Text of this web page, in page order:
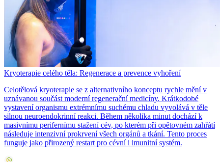
Kryoterapie celého těla: Regenerace a prevence vyhoření
Celotělová kryoterapie se z alternativního konceptu rychle mění v
uznávanou součást moderní regenerační medicíny. Krátkodobé
vystavení organismu extrémnímu suchému chladu vyvolává v těle
silnou neuroendokrinní reakci. Během několika minut dochází k
masivnímu perifernímu stažení cév, po kterém při opětovném zahřátí
následuje intenzivní prokrvení všech orgánů a tkání. Tento proces
funguje jako přirozený restart pro cévní i imunitní systém.